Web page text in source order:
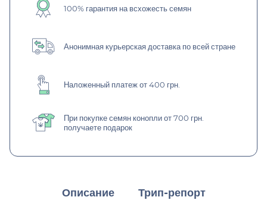
100% гарантия на всхожесть семян
Анонимная курьерская доставка по всей стране
Наложенный платеж от 400 грн.
При покупке семян конопли от 700 грн.
получаете подарок
Описание Трип-репорт